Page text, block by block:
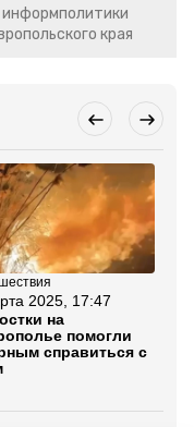
края
2025, 17:47
на
помогли
справиться с